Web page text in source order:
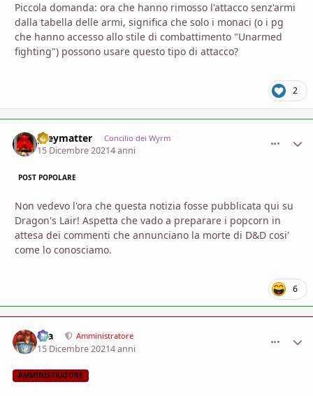
Piccola domanda: ora che hanno rimosso l'attacco senz'armi
dalla tabella delle armi, significa che solo i monaci (o i pg
che hanno accesso allo stile di combattimento "Unarmed
fighting") possono usare questo tipo di attacco?
2
greymatter Concilio dei Wyrm
15 Dicembre 20214 anni
POST POPOLARE
Non vedevo l'ora che questa notizia fosse pubblicata qui su
Dragon's Lair! Aspetta che vado a preparare i popcorn in
attesa dei commenti che annunciano la morte di D&D cosi'
come lo conosciamo.
6
aza Amministratore
15 Dicembre 20214 anni
AMMINISTRATORE